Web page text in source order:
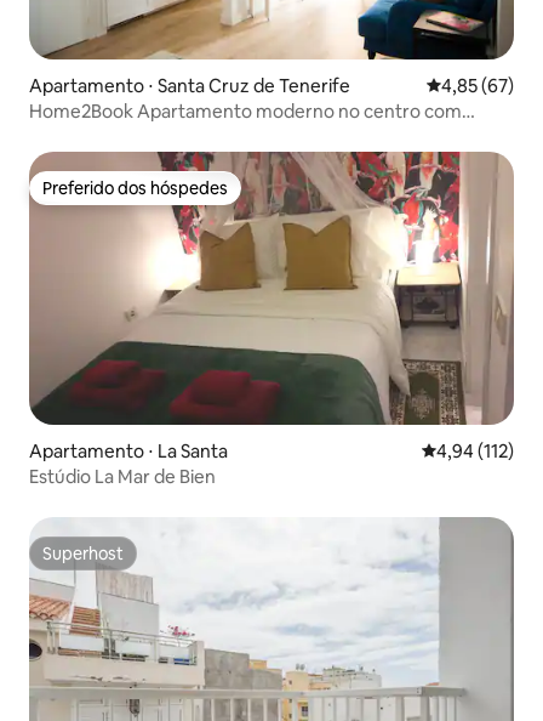
Apartamento ⋅ Santa Cruz de Tenerife 4,85 de uma
4,85 (67)
Home2Book Apartamento moderno no centro com
Preferido dos hóspedes
Preferido dos hóspedes
Apartamento ⋅ La Santa 4,94 de uma
4,94 (112)
Estúdio La Mar de Bien
Superhost
Superhost